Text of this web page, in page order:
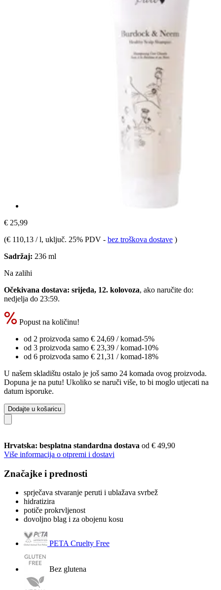
€ 25,99
(€ 110,13 / l, uključ. 25% PDV - bez troškova dostave )
Sadržaj: 236 ml
Na zalihi
Očekivana dostava: srijeda, 12. kolovoza, ako naručite do:
nedjelja do 23:59.
Popust na količinu!
od 2 proizvoda samo € 24,69 / komad-5%
od 3 proizvoda samo € 23,39 / komad-10%
od 6 proizvoda samo € 21,31 / komad-18%
U našem skladištu ostalo je još samo 24 komada ovog proizvoda.
Dopuna je na putu! Ukoliko se naruči više, to bi moglo utjecati na
datum isporuke.
Dodajte u košaricu
Hrvatska: besplatna standardna dostava od € 49,90
Više informacija o otpremi i dostavi
Značajke i prednosti
sprječava stvaranje peruti i ublažava svrbež
hidratizira
potiče prokrvljenost
dovoljno blag i za obojenu kosu
PETA Cruelty Free
Bez glutena